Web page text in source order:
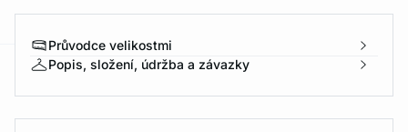
Průvodce velikostmi
Popis, složení, údržba a závazky